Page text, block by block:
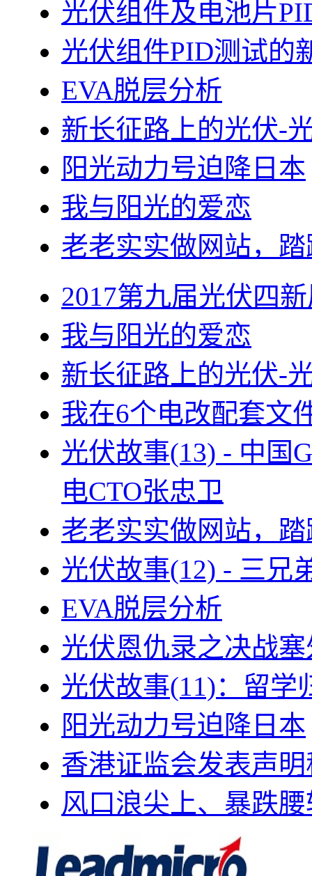
光伏组件及电池片
光伏组件PID测试的
EVA脱层分析
新长征路上的光伏-
阳光动力号迫降日本
我与阳光的爱恋
老老实实做网站，
2017第九届光伏四
我与阳光的爱恋
新长征路上的光伏-
我在6个电改配套文
光伏故事(13) - 中国
电CTO张忠卫
老老实实做网站，
光伏故事(12) - 三兄
EVA脱层分析
光伏恩仇录之决战
光伏故事(11)：留学
阳光动力号迫降日本
香港证监会发表声
风口浪尖上、暴跌